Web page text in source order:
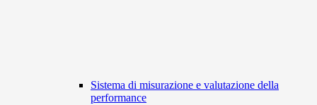
Sistema di misurazione e valutazione della
performance